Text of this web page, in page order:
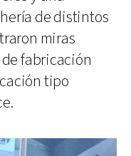
de distintos
miras
fabricación
tipo